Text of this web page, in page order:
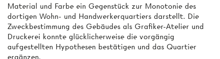
Material und Farbe ein Gegenstück zur Monotonie des
dortigen Wohn- und Handwerkerquartiers darstellt. Die
Zweckbestimmung des Gebäudes als Grafiker-Atelier und
Druckerei konnte glücklicherweise die vorgängig
aufgestellten Hypothesen bestätigen und das Quartier
ergänzen.